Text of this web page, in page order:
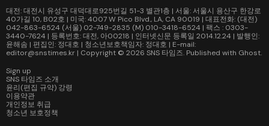
대전: 대전시 유성구 대덕대로925번길 51-3 별관1층 | 서울: 서울시 용산구 한강로
40가길 10, B02호 | 미국: 4007 W Pico Blvd., LA, CA 90019 | 대표전화: (대전)
042-863-6524 (서울) 02-749-2835 (M) 010-3418-6524 | 팩스 : 0303-
3440-7624 | 등록번호: 대전, 아00218 | 인터넷신문 등록일 2014.12.24 | 발행인:
윤해솜 | 편집인: 정대호 | 청소년보호책임자: 정대호 | E-mail:
editor@snstimes.kr | Copyright © 2026 SNS 타임즈. Published with Ghost.
Sign up
SNS 타임즈 소개
윤리(편집 규약) 강령
이용약관
개인정보 취급
청소년 보호정책